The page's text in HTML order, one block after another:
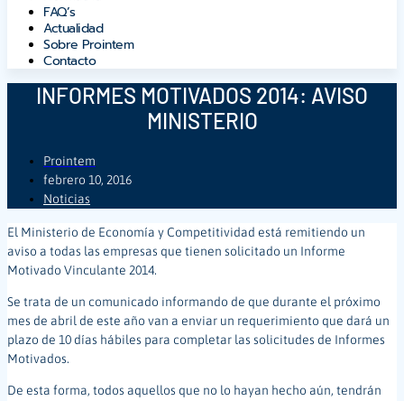
FAQ’s
Actualidad
Sobre Prointem
Contacto
INFORMES MOTIVADOS 2014: AVISO
MINISTERIO
Prointem
febrero 10, 2016
Noticias
El Ministerio de Economía y Competitividad está remitiendo un
aviso a todas las empresas que tienen solicitado un Informe
Motivado Vinculante 2014.
Se trata de un comunicado informando de que durante el próximo
mes de abril de este año van a enviar un requerimiento que dará un
plazo de 10 días hábiles para completar las solicitudes de Informes
Motivados.
De esta forma, todos aquellos que no lo hayan hecho aún, tendrán